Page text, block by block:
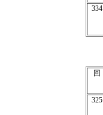
334
回
325